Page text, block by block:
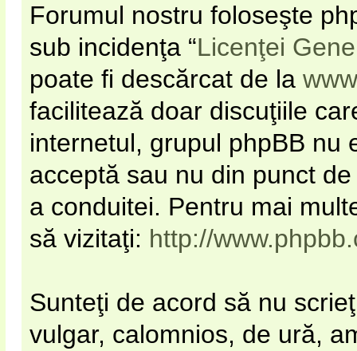
Forumul nostru foloseşte
sub incidenţa “Licenţei
poate fi descărcat de la
facilitează doar discuţiile
internetul, grupul phpBB nu
acceptă sau nu din punct
a conduitei. Pentru mai
să vizitaţi: http://
Sunteţi de acord să nu
vulgar, calomnios, de ură,